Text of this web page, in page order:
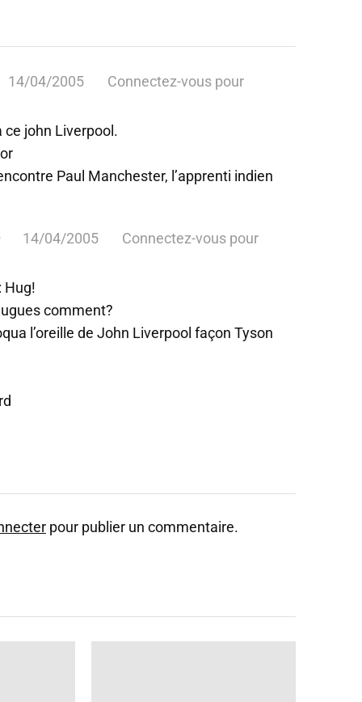
14/04/2005
Connectez-vous pour
ce john Liverpool.
Paul Manchester, l’apprenti indien
14/04/2005
Connectez-vous pour
Hug!
comment?
l’oreille de John Liverpool façon Tyson
pour publier un commentaire.